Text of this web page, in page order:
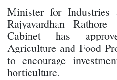
Minister for Industries
Rajyavardhan
Cabinet has
Agriculture and Food
to encourage
horticulture.